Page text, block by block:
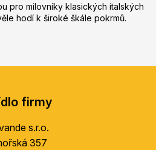
pro milovníky klasických italských
hodí k široké škále pokrmů.
firmy
s.r.o.
357